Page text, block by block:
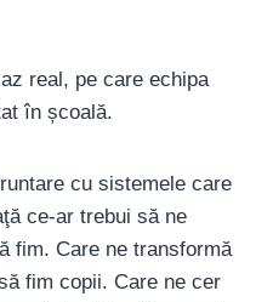
real, pe care echipa
în școală.
cu sistemele care
ce-ar trebui să ne
fim. Care ne transformă
fim copii. Care ne cer